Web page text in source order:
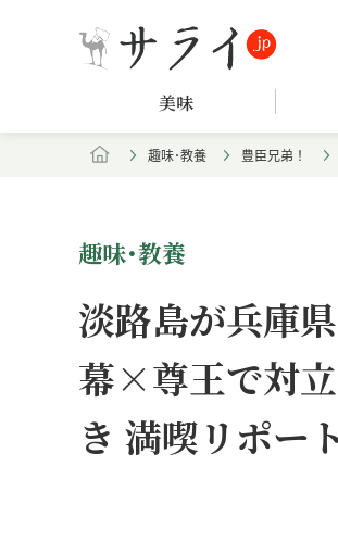
美味
趣味･教養 豊臣兄弟！
趣味･教養
淡路島が兵庫
幕×尊王で対
き 満喫リポー